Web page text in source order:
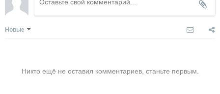
Новые
Никто ещё не оставил комментариев, станьте первым.